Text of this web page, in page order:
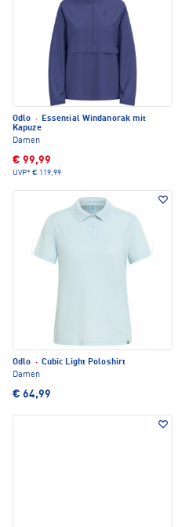
Odlo · Essential Windanorak mit
Kapuze
Damen
€ 99,99
UVP* € 119,99
Odlo · Cubic Light Poloshirt
Damen
€ 64,99